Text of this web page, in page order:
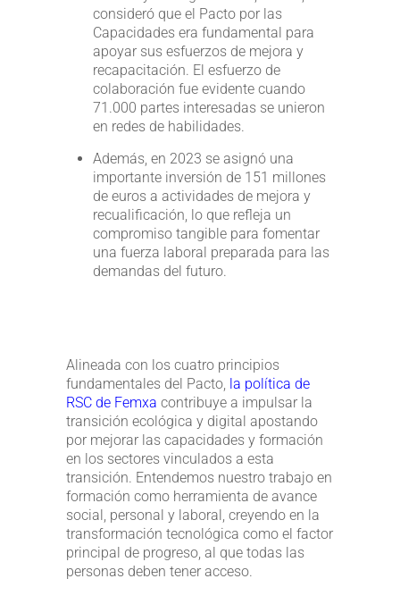
consideró que el Pacto por las
Capacidades era fundamental para
apoyar sus esfuerzos de mejora y
recapacitación. El esfuerzo de
colaboración fue evidente cuando
71.000 partes interesadas se unieron
en redes de habilidades.
Además, en 2023 se asignó una
importante inversión de 151 millones
de euros a actividades de mejora y
recualificación, lo que refleja un
compromiso tangible para fomentar
una fuerza laboral preparada para las
demandas del futuro.
Alineada con los cuatro principios
fundamentales del Pacto, la política de
RSC de Femxa contribuye a impulsar la
transición ecológica y digital apostando
por mejorar las capacidades y formación
en los sectores vinculados a esta
transición. Entendemos nuestro trabajo en
formación como herramienta de avance
social, personal y laboral, creyendo en la
transformación tecnológica como el factor
principal de progreso, al que todas las
personas deben tener acceso.